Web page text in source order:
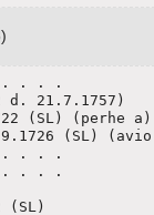
. . .
d. 21.7.1757)
(SL) (perhe a)
(SL) (avio
. . .
. . .
(SL)